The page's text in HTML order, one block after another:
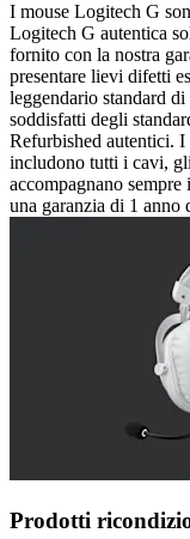
I mouse Logitech G
Logitech G autentica
fornito con la nostra
presentare lievi difetti
leggendario standard
soddisfatti degli
Refurbished autentici.
includono tutti i cavi,
accompagnano
una garanzia di 1 anno
Prodotti